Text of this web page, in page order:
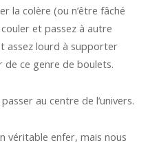
la colère (ou n’être fâché
et passez à autre
assez lourd à supporter
de ce genre de boulets.
au centre de l’univers.
véritable enfer, mais nous